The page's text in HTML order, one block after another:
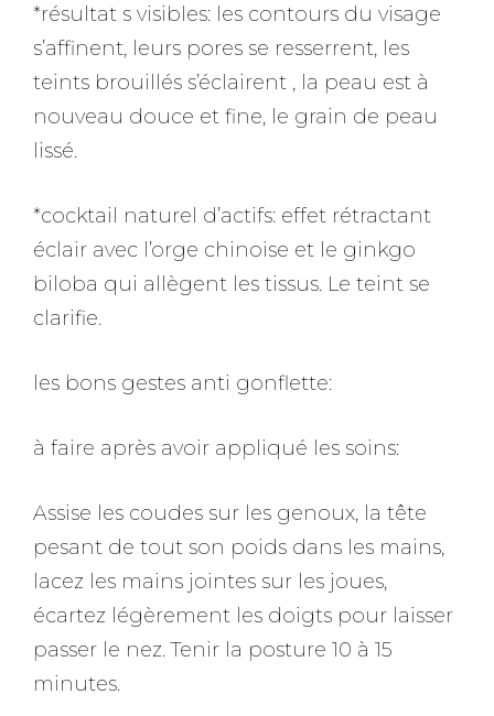
*résultat s visibles: les contours du visage
s’affinent, leurs pores se resserrent, les
teints brouillés s’éclairent , la peau est à
nouveau douce et fine, le grain de peau
lissé.
*cocktail naturel d’actifs: effet rétractant
éclair avec l’orge chinoise et le ginkgo
biloba qui allègent les tissus. Le teint se
clarifie.
les bons gestes anti gonflette:
à faire après avoir appliqué les soins:
Assise les coudes sur les genoux, la tête
pesant de tout son poids dans les mains,
lacez les mains jointes sur les joues,
écartez légèrement les doigts pour laisser
passer le nez. Tenir la posture 10 à 15
minutes.